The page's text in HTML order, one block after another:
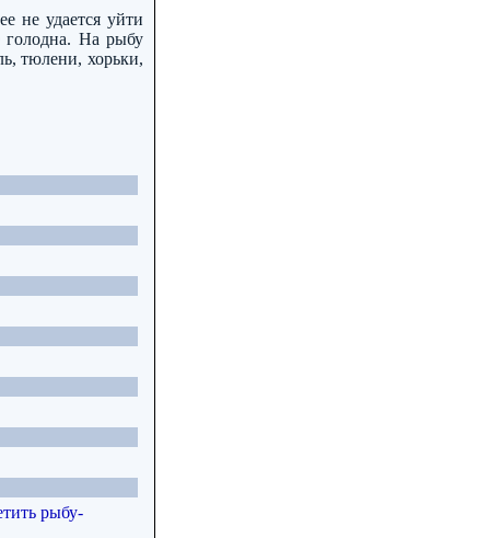
не удается уйти
голодна. На рыбу
тюлени, хорьки,
рыбу-